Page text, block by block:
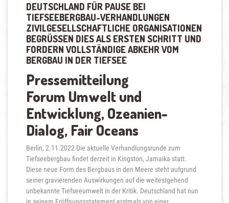
DEUTSCHLAND FÜR PAUSE BEI
TIEFSEEBERGBAU-VERHANDLUNGEN
ZIVILGESELLSCHAFTLICHE ORGANISATIONEN
BEGRÜSSEN DIES ALS ERSTEN SCHRITT UND F
ORDERN VOLLSTÄNDIGE ABKEHR VOM B
ERGBAU IN DER TIEFSEE
Pressemitteilung
Forum Umwelt und
Entwicklung, Ozeanien-
Dialog, Fair Oceans
Berlin, 2.11.2022 Die aktuelle Verhandlungsrunde zum
Tiefseebergbau findet derzeit in Kingston, Jamaika statt.
Diese neue Form des Bergbaus in den Meere steht aufgrund
seiner gravierenden Auswirkungen auf die weitestgehend
unbekannte Tiefseeumwelt in der Kritik. Deutschland hat nun